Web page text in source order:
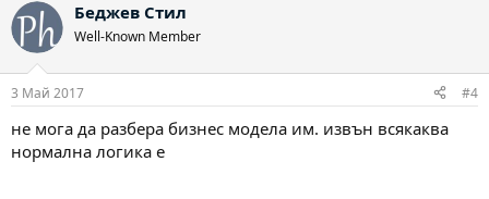
к
ц
и
Беджев Стил
Well-Known Member
3 Май 2017 #4
не мога да разбера бизнес модела им. извън всякаква
нормална логика е